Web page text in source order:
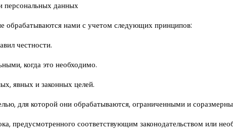
данных
обрабатываются нами с учетом следующих принципов:
честности.
когда это необходимо.
явных и законных целей.
для которой они обрабатываются, ограниченными и
предусмотренного соответствующим законодательством или